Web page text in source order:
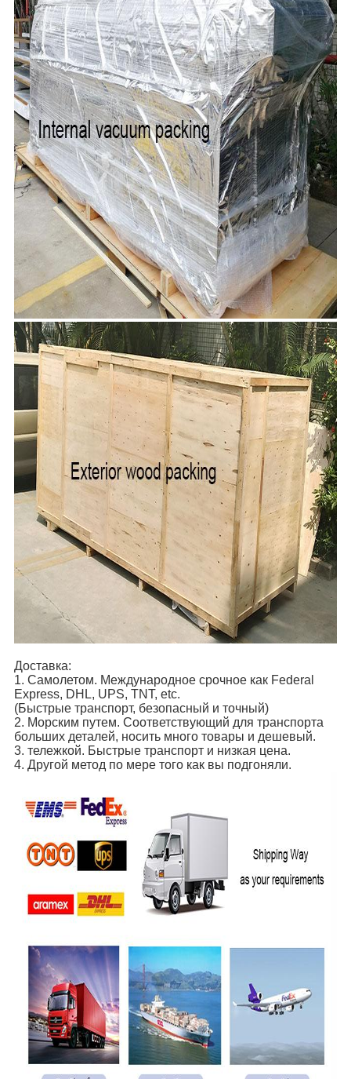
Доставка:
1. Самолетом. Международное срочное как Federal
Express, DHL, UPS, TNT, etc.
(Быстрые транспорт, безопасный и точный)
2. Морским путем. Соответствующий для транспорта
больших деталей, носить много товары и дешевый.
3. тележкой. Быстрые транспорт и низкая цена.
4. Другой метод по мере того как вы подгоняли.